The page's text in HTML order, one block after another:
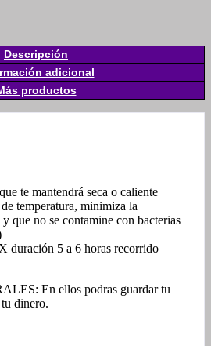
Descripción
adicional
productos
te mantendrá seca o caliente
temperatura, minimiza la
que no se contamine con bacterias
5 a 6 horas recorrido
En ellos podras guardar tu
dinero.